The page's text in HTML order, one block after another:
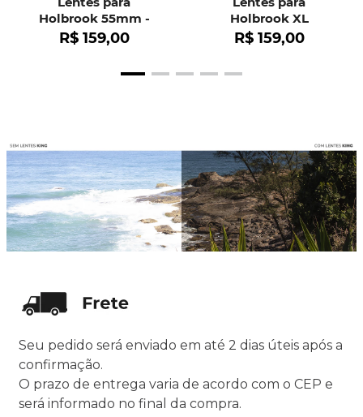
Holbrook 55mm -
OO9102
R$ 159,00
Holbrook XL
R$ 159,00
Seu pedido será enviado em até 2 dias úteis após a
confirmação.
O prazo de entrega varia de acordo com o CEP e
será informado no final da compra.